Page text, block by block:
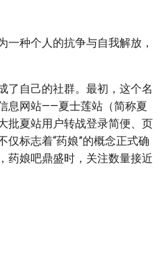
一种个人的抗争与自我解放，
了自己的社群。最初，这个名
息网站——夏士莲站（简称夏
批夏站用户转战登录简便、页
仅标志着“药娘”的概念正式确
药娘吧鼎盛时，关注数量接近